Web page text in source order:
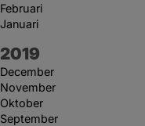
Februari
Januari
År:
2019
December
November
Oktober
September